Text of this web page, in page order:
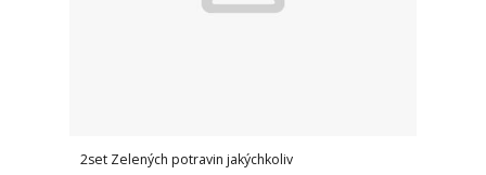
2set Zelených potravin jakýchkoliv